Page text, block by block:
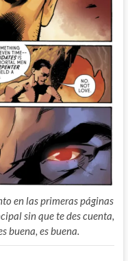
en las primeras páginas
sin que te des cuenta,
buena, es buena.